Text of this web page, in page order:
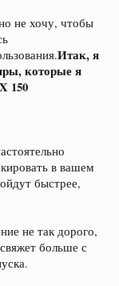
не хочу, чтобы
Итак, я
которые я
150
в вашем
быстрее,
не так дорого,
больше с